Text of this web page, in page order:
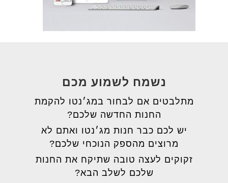
נשמח לשמוע מכם
מתלבטים אם לבחור במג׳נטו להקמת
החנות החדשה שלכם?
יש לכם כבר חנות מג׳נטו ואתם לא
מרוצים מהספק הנוכחי שלכם?
זקוקים לעצה טובה שתיקח את החנות
שלכם לשלב הבא?